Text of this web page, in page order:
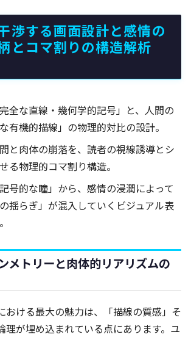
渉する画面設計と感情の
とコマ割りの構造解析
全な直線・幾何学的記号」と、人間の
有機的描線」の物理的対比の設計。
と肉体の崩落を、読者の視線誘導とシ
る物理的コマ割り構造。
号的な瞳」から、感情の浸潤によって
の揺らぎ」が混入していくビジュアル表
メトリーと肉体的リアリズムの
おける最大の魅力は、「描線の質感」そ
理が埋め込まれている点にあります。ユ